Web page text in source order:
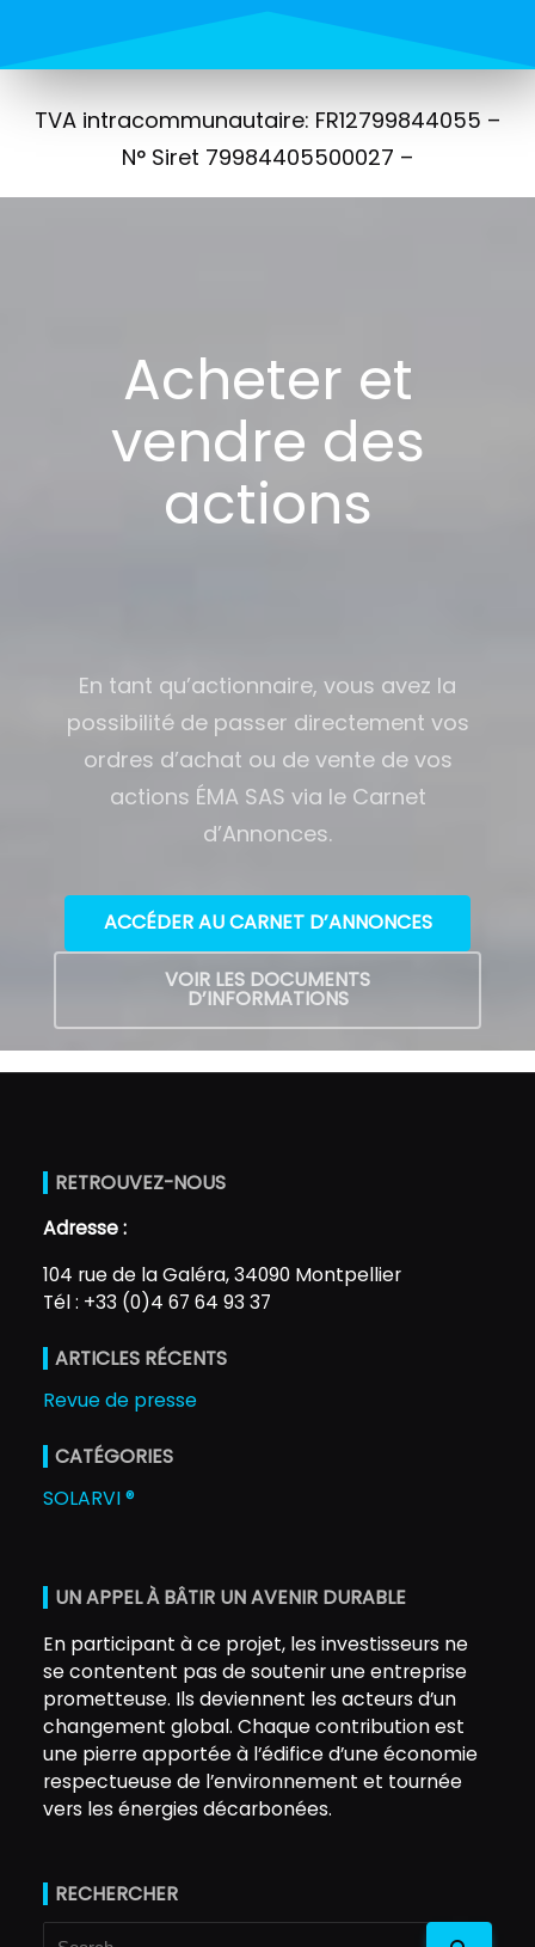
TVA intracommunautaire: FR12799844055 –
N° Siret 79984405500027 –
Acheter et
vendre des
actions
En tant qu’actionnaire, vous avez la
possibilité de passer directement vos
ordres d’achat ou de vente de vos
actions ÉMA SAS via le Carnet
d’Annonces.
ACCÉDER AU CARNET D’ANNONCES
VOIR LES DOCUMENTS
D’INFORMATIONS
RETROUVEZ-NOUS
Adresse :
104 rue de la Galéra, 34090 Montpellier
Tél : +33 (0)4 67 64 93 37
ARTICLES RÉCENTS
Revue de presse
CATÉGORIES
SOLARVI ®
UN APPEL À BÂTIR UN AVENIR DURABLE
En participant à ce projet, les investisseurs ne
se contentent pas de soutenir une entreprise
prometteuse. Ils deviennent les acteurs d’un
changement global. Chaque contribution est
une pierre apportée à l’édifice d’une économie
respectueuse de l’environnement et tournée
vers les énergies décarbonées.
RECHERCHER
Search